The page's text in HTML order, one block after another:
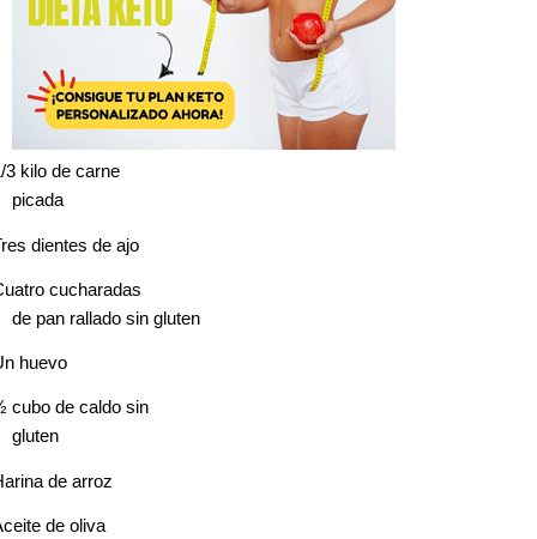
3 kilo de carne
picada
dientes de ajo
cucharadas
de pan rallado sin gluten
huevo
cubo de caldo sin
gluten
de arroz
de oliva